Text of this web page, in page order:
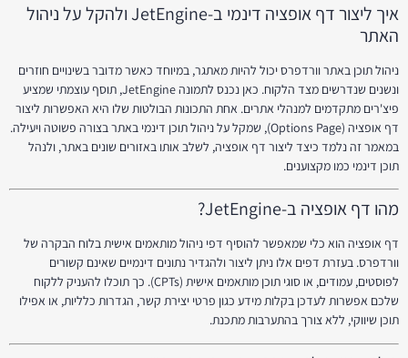
איך ליצור דף אופציה דינמי ב-JetEngine ולהקל על ניהול
האתר
ניהול תוכן באתר וורדפרס יכול להיות מאתגר, במיוחד כאשר מדובר בשינויים חוזרים
ונשנים שנדרשים מצד הלקוח. כאן נכנס לתמונה JetEngine, תוסף עוצמתי שמציע
פיצ'רים מתקדמים למנהלי אתרים. אחת התכונות הבולטות שלו היא האפשרות ליצור
דף אופציה (Options Page), שמקל על ניהול תוכן דינמי באתר בצורה פשוטה ויעילה.
במאמר זה נלמד כיצד ליצור דף אופציה, לשלב אותו באזורים שונים באתר, ולנהל
תוכן דינמי כמו מקצוענים.
מהו דף אופציה ב-JetEngine?
דף אופציה הוא כלי שמאפשר להוסיף דפי ניהול מותאמים אישית בלוח הבקרה של
וורדפרס. בעזרת דפים אלו ניתן ליצור ולהגדיר נתונים דינמיים שאינם קשורים
לפוסטים, עמודים, או סוגי תוכן מותאמים אישית (CPTs). כך תוכלו להעניק ללקוח
שלכם אפשרות לעדכן בקלות מידע כגון פרטי יצירת קשר, הגדרות כלליות, או אפילו
תוכן שיווקי, ללא צורך בהתערבות מתכנת.